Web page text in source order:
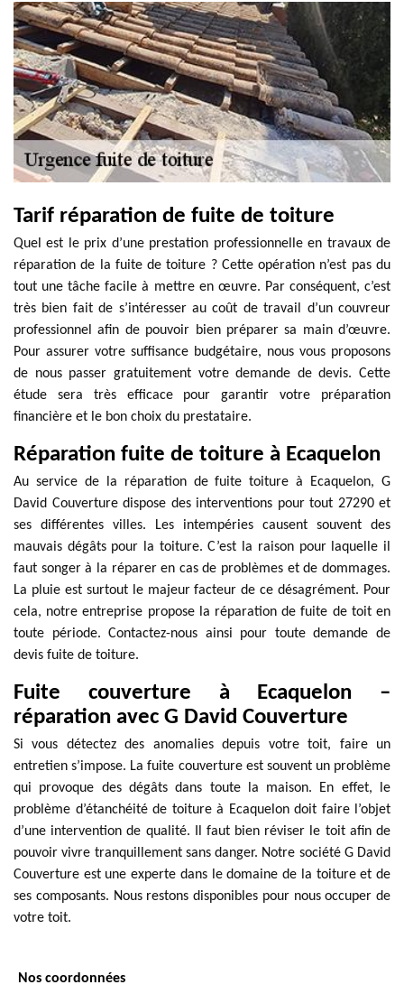
Tarif réparation de fuite de toiture
Quel est le prix d’une prestation professionnelle en travaux de
réparation de la fuite de toiture ? Cette opération n’est pas du
tout une tâche facile à mettre en œuvre. Par conséquent, c’est
très bien fait de s’intéresser au coût de travail d’un couvreur
professionnel afin de pouvoir bien préparer sa main d’œuvre.
Pour assurer votre suffisance budgétaire, nous vous proposons
de nous passer gratuitement votre demande de devis. Cette
étude sera très efficace pour garantir votre préparation
financière et le bon choix du prestataire.
Réparation fuite de toiture à Ecaquelon
Au service de la réparation de fuite toiture à Ecaquelon, G
David Couverture dispose des interventions pour tout 27290 et
ses différentes villes. Les intempéries causent souvent des
mauvais dégâts pour la toiture. C’est la raison pour laquelle il
faut songer à la réparer en cas de problèmes et de dommages.
La pluie est surtout le majeur facteur de ce désagrément. Pour
cela, notre entreprise propose la réparation de fuite de toit en
toute période. Contactez-nous ainsi pour toute demande de
devis fuite de toiture.
Fuite couverture à Ecaquelon –
réparation avec G David Couverture
Si vous détectez des anomalies depuis votre toit, faire un
entretien s’impose. La fuite couverture est souvent un problème
qui provoque des dégâts dans toute la maison. En effet, le
problème d’étanchéité de toiture à Ecaquelon doit faire l’objet
d’une intervention de qualité. Il faut bien réviser le toit afin de
pouvoir vivre tranquillement sans danger. Notre société G David
Couverture est une experte dans le domaine de la toiture et de
ses composants. Nous restons disponibles pour nous occuper de
votre toit.
Nos coordonnées